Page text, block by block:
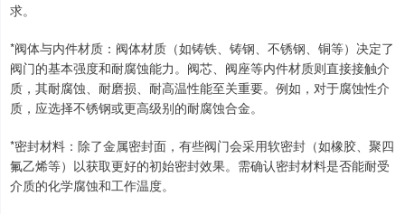
求。
*阀体与内件材质：阀体材质（如铸铁、铸钢、不锈钢、铜等）决定了
阀门的基本强度和耐腐蚀能力。阀芯、阀座等内件材质则直接接触介
质，其耐腐蚀、耐磨损、耐高温性能至关重要。例如，对于腐蚀性介
质，应选择不锈钢或更高级别的耐腐蚀合金。
*密封材料：除了金属密封面，有些阀门会采用软密封（如橡胶、聚四
氟乙烯等）以获取更好的初始密封效果。需确认密封材料是否能耐受
介质的化学腐蚀和工作温度。